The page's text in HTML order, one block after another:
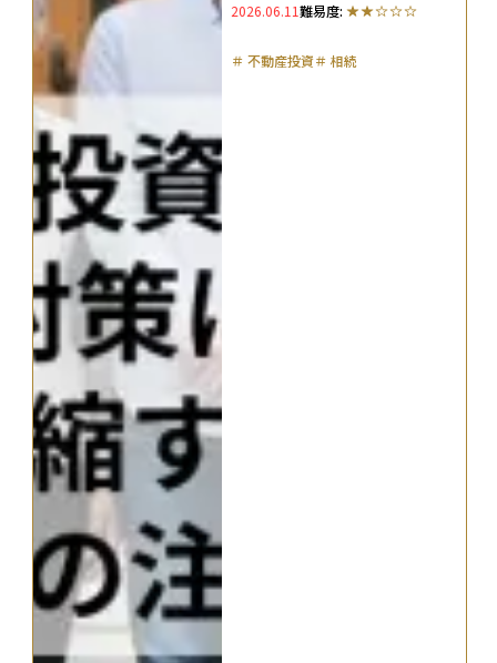
2026.06.11難易度:
＃ 不動産投資＃ 相続